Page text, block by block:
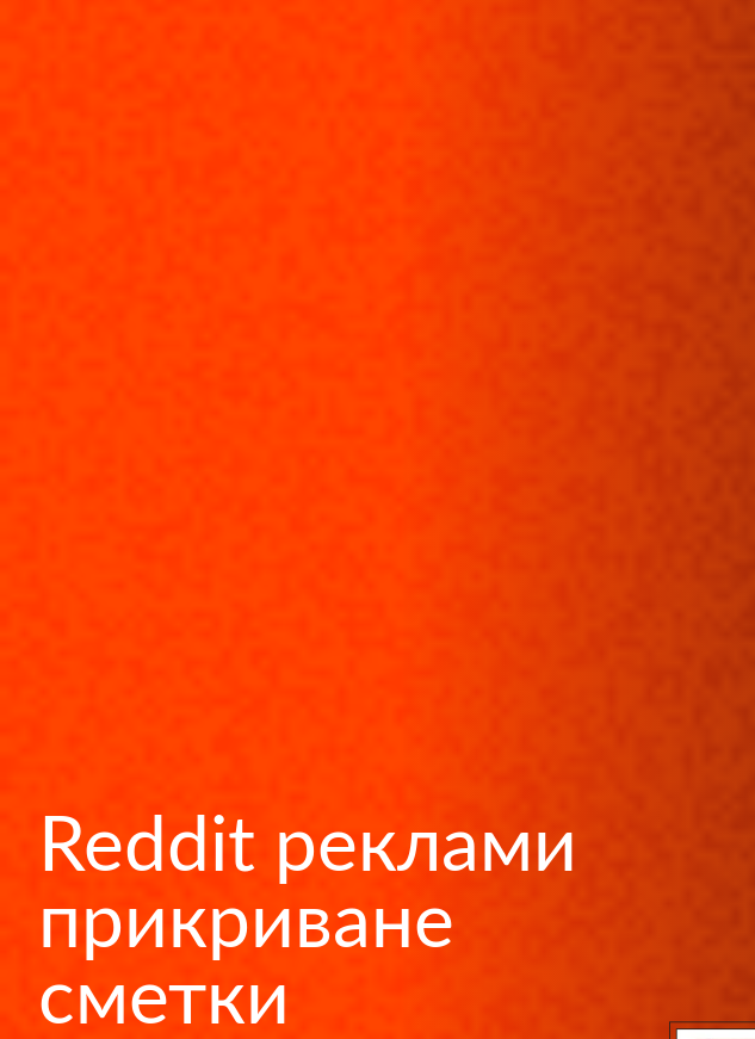
Reddit реклами
прикриване
сметки